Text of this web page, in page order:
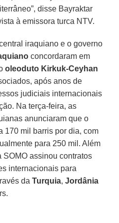
disse Bayraktar
à emissora turca NTV.
iraquiano e o governo
concordaram em
oleoduto Kirkuk-Ceyhan
após anos de
judiciais internacionais
Na terça-feira, as
anunciaram que o
170 mil barris por dia, com
para 250 mil. Além
SOMO assinou contratos
internacionais para
daTurquia,Jordânia